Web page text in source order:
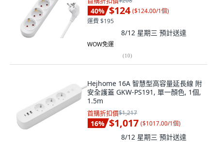
40% $124 ($124.00/1個)
運費 $195
8/12 星期三 預計送達
WOW免運
(10)
Hejhome 16A 智慧型高容量延長線 附
安全護蓋 GKW-PS191, 單一顏色, 1個,
1.5m
首購折扣價$1,217
16% $1,017 ($1017.00/1個)
8/12 星期三 預計送達